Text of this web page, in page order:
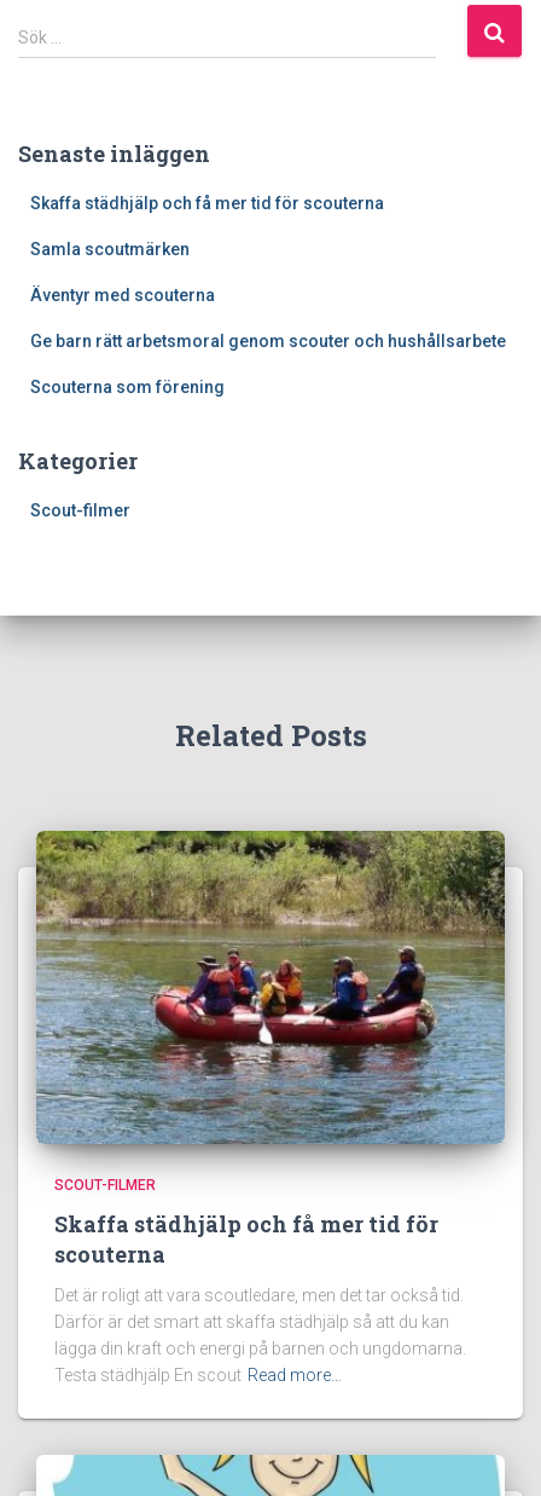
S
ö
t
Sök …
Senaste inläggen
Skaffa städhjälp och få mer tid för scouterna
Samla scoutmärken
Äventyr med scouterna
Ge barn rätt arbetsmoral genom scouter och hushållsarbete
Scouterna som förening
Kategorier
Scout-filmer
Related Posts
SCOUT-FILMER
Skaffa städhjälp och få mer tid för
scouterna
Det är roligt att vara scoutledare, men det tar också tid.
Därför är det smart att skaffa städhjälp så att du kan
lägga din kraft och energi på barnen och ungdomarna.
Testa städhjälp En scout Read more…